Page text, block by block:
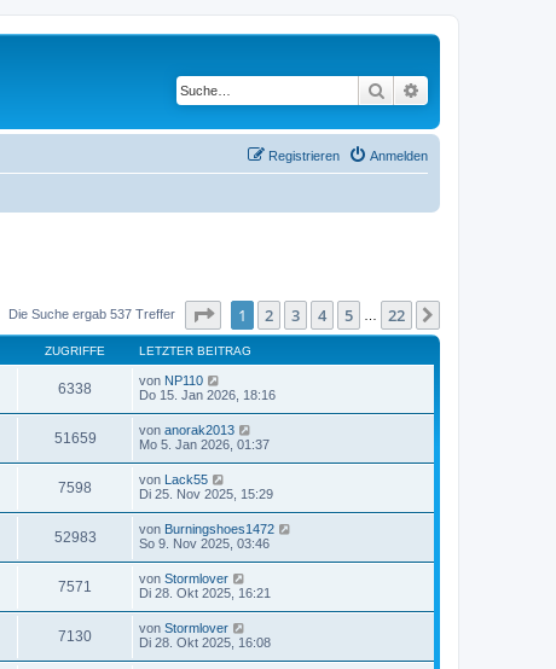
Suche
Anmelden
Registrieren
Die Suche ergab 537 Treffer Seite von22
1 2 3 4 5 22
ZUGRIFFE LETZTER BEITRAG
6338 von NP110
Do 15. Jan 2026, 18:16
51659 von anorak2013
Mo 5. Jan 2026, 01:37
7598 von Lack55
Di 25. Nov 2025, 15:29
52983 von Burningshoes1472
So 9. Nov 2025, 03:46
7571 von Stormlover
Di 28. Okt 2025, 16:21
7130 von Stormlover
Di 28. Okt 2025, 16:08